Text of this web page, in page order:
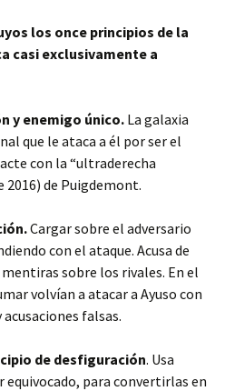
los once principios de la
casi exclusivamente a
y enemigo único. La galaxia
que le ataca a él por ser el
con la “ultraderecha
2016) de Puigdemont.
Cargar sobre el adversario
con el ataque. Acusa de
sobre los rivales. En el
volvían a atacar a Ayuso con
falsas.
de desfiguración. Usa
para convertirlas en